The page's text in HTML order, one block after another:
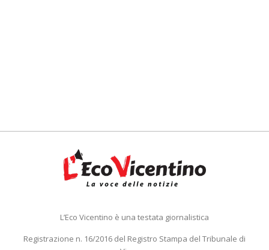
L’Eco Vicentino è una testata giornalistica
Registrazione n. 16/2016 del Registro Stampa del Tribunale di